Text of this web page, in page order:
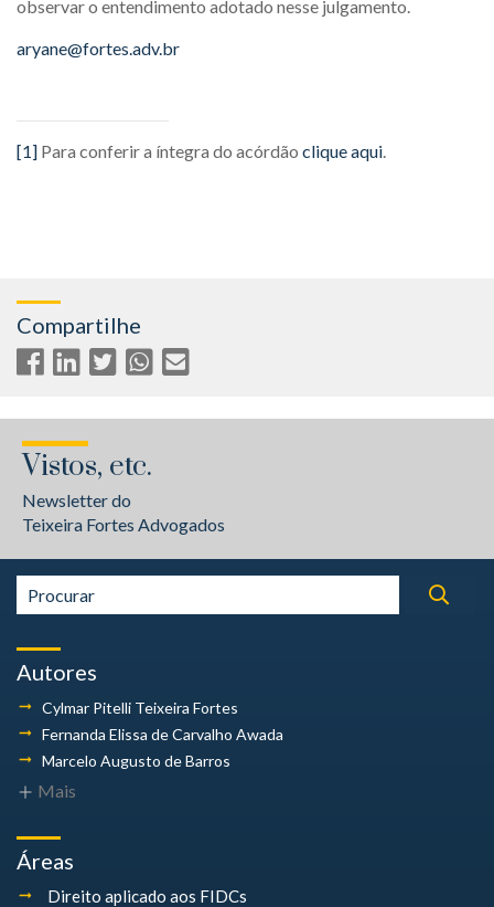
observar o entendimento adotado nesse julgamento.
aryane@fortes.adv.br
[1] Para conferir a íntegra do acórdão clique aqui.
Compartilhe
Vistos, etc.
Newsletter do
Teixeira Fortes Advogados
Autores
Cylmar Pitelli Teixeira Fortes
Fernanda Elissa de Carvalho Awada
Marcelo Augusto de Barros
Mais
Áreas
Direito aplicado aos FIDCs